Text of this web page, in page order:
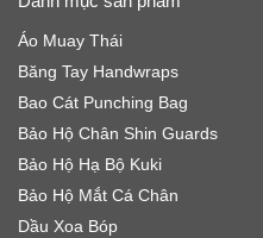
Áo Muay Thái
Băng Tay Handwraps
Bao Cát Punching Bag
Bảo Hộ Chân Shin Guards
Bảo Hộ Hạ Bộ Kuki
Bảo Hộ Mắt Cá Chân
Dầu Xoa Bóp